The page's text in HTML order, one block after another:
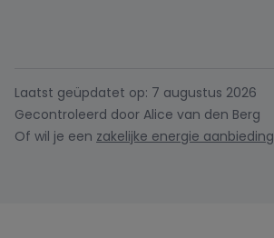
Vattenfall
Laatst geüpdatet op: 7 augustus 2026
Gecontroleerd door Alice van den Berg
Of wil je een zakelijke energie aanbieding